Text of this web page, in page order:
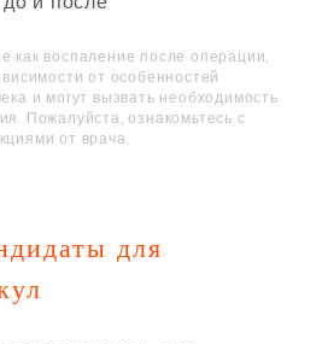
как воспаление после операции,
от особенностей
и могут вызвать необходимость
Пожалуйста, ознакомьтесь с
от врача.
для